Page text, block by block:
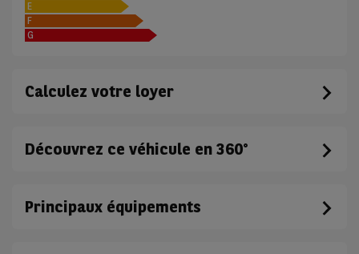
E
F
G
Calculez votre loyer
Découvrez ce véhicule en 360°
Principaux équipements